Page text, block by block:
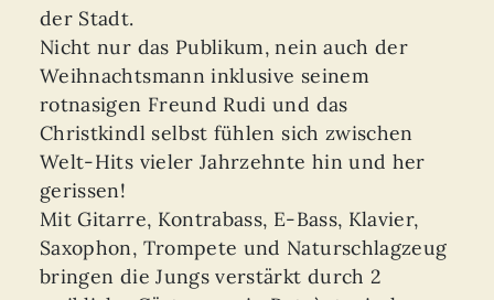
der Stadt.
Nicht nur das Publikum, nein auch der
Weihnachtsmann inklusive seinem
rotnasigen Freund Rudi und das
Christkindl selbst fühlen sich zwischen
Welt-Hits vieler Jahrzehnte hin und her
gerissen!
Mit Gitarre, Kontrabass, E-Bass, Klavier,
Saxophon, Trompete und Naturschlagzeug
bringen die Jungs verstärkt durch 2